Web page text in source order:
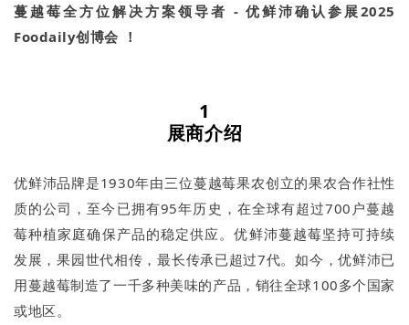
蔓越莓全方位解决方案领导者 - 优鲜沛确认参展2025
Foodaily创博会 ！
1
展商介绍
优鲜沛品牌是1930年由三位蔓越莓果农创立的果农合作社性
质的公司，至今已拥有95年历史，在全球有超过700户蔓越
莓种植家庭确保产品的稳定供应。优鲜沛蔓越莓坚持可持续
发展，果园世代相传，最长传承已超过7代。如今，优鲜沛已
用蔓越莓制造了一千多种美味的产品，销往全球100多个国家
或地区。